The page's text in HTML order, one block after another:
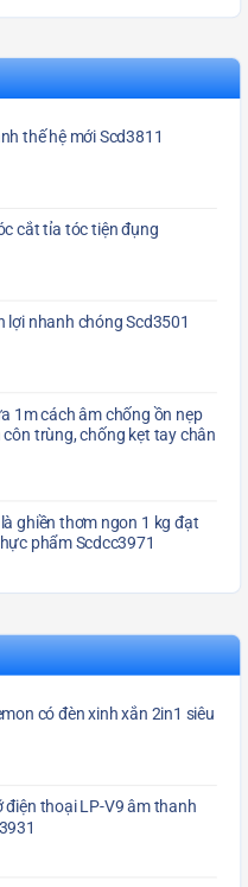
thế hệ mới Scd3811
cắt tỉa tóc tiện đụng
lợi nhanh chóng Scd3501
1m cách âm chống ồn nẹp
trùng, chống kẹt tay chân
ghiền thơm ngon 1 kg đạt
phẩm Scdcc3971
có đèn xinh xắn 2in1 siêu
thoại LP-V9 âm thanh